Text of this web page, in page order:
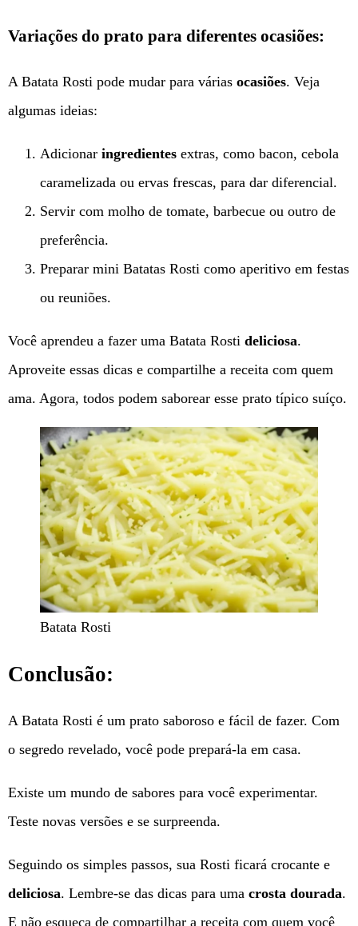
Variações do prato para diferentes ocasiões:
A Batata Rosti pode mudar para várias ocasiões. Veja
algumas ideias:
Adicionar ingredientes extras, como bacon, cebola
caramelizada ou ervas frescas, para dar diferencial.
Servir com molho de tomate, barbecue ou outro de
preferência.
Preparar mini Batatas Rosti como aperitivo em festas
ou reuniões.
Você aprendeu a fazer uma Batata Rosti deliciosa.
Aproveite essas dicas e compartilhe a receita com quem
ama. Agora, todos podem saborear esse prato típico suíço.
Batata Rosti
Conclusão:
A Batata Rosti é um prato saboroso e fácil de fazer. Com
o segredo revelado, você pode prepará-la em casa.
Existe um mundo de sabores para você experimentar.
Teste novas versões e se surpreenda.
Seguindo os simples passos, sua Rosti ficará crocante e
deliciosa. Lembre-se das dicas para uma crosta dourada.
E não esqueça de compartilhar a receita com quem você